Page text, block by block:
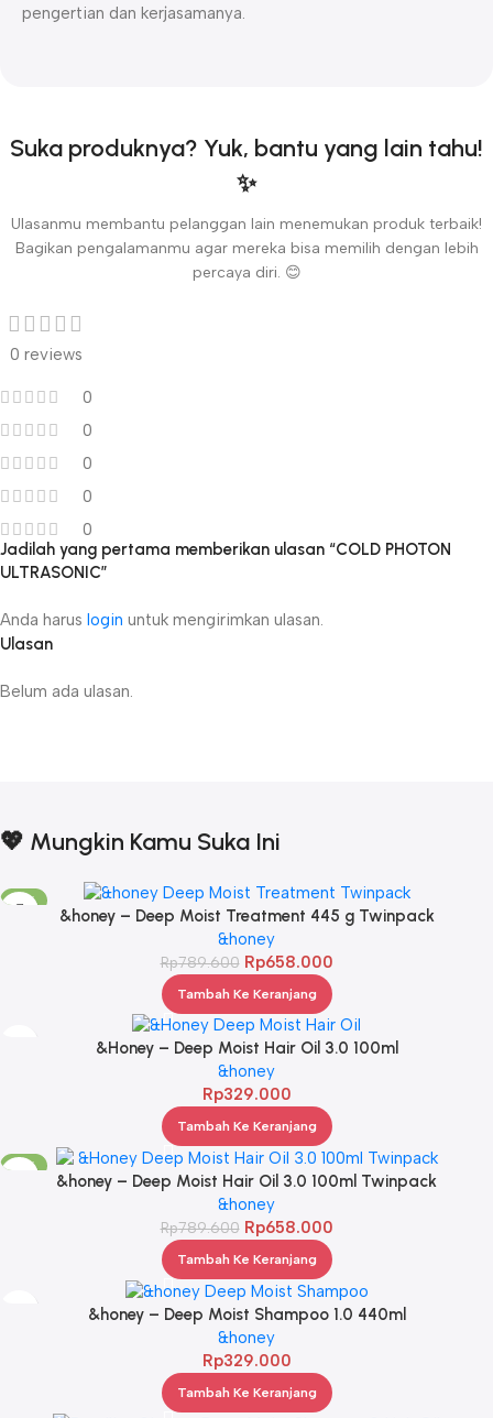
pengertian dan kerjasamanya.
Suka produknya? Yuk, bantu yang lain tahu!
✨
Ulasanmu membantu pelanggan lain menemukan produk terbaik!
Bagikan pengalamanmu agar mereka bisa memilih dengan lebih
percaya diri. 😊
0 reviews
0
0
0
0
0
Ulasan
Belum ada ulasan.
Jadilah yang pertama memberikan ulasan “COLD PHOTON
ULTRASONIC”
Anda harus login untuk mengirimkan ulasan.
💖 Mungkin Kamu Suka Ini
-17%
&honey – Deep Moist Treatment 445 g Twinpack
&honey
Rp789.600 Rp658.000
Tambah Ke Keranjang
&Honey – Deep Moist Hair Oil 3.0 100ml
&honey
Rp329.000
Tambah Ke Keranjang
-17%
&honey – Deep Moist Hair Oil 3.0 100ml Twinpack
&honey
Rp789.600 Rp658.000
Tambah Ke Keranjang
&honey – Deep Moist Shampoo 1.0 440ml
&honey
Rp329.000
Tambah Ke Keranjang